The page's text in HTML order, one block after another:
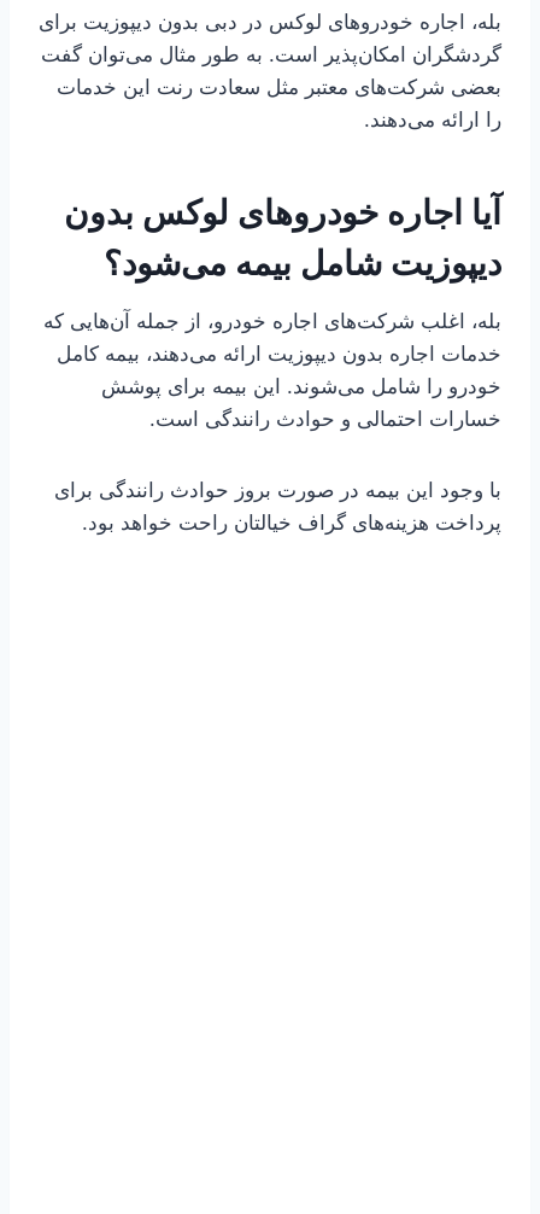
بله، اجاره خودروهای لوکس در دبی بدون دیپوزیت برای
گردشگران امکان‌پذیر است. به طور مثال می‌توان گفت
بعضی شرکت‌های معتبر مثل سعادت رنت این خدمات
را ارائه می‌دهند.
آیا اجاره خودروهای لوکس بدون
دیپوزیت شامل بیمه می‌شود؟
بله، اغلب شرکت‌های اجاره خودرو، از جمله آن‌هایی که
خدمات اجاره بدون دیپوزیت ارائه می‌دهند، بیمه کامل
خودرو را شامل می‌شوند. این بیمه برای پوشش
خسارات احتمالی و حوادث رانندگی است.
با وجود این بیمه در صورت بروز حوادث رانندگی برای
پرداخت هزینه‌های گراف خیالتان راحت خواهد بود.